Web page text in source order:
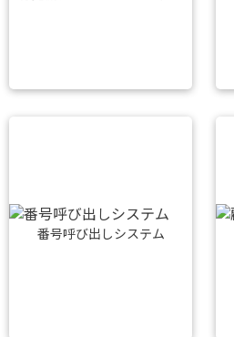
番号呼び出しシステム